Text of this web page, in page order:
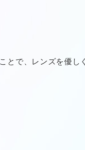
で、レンズを優し